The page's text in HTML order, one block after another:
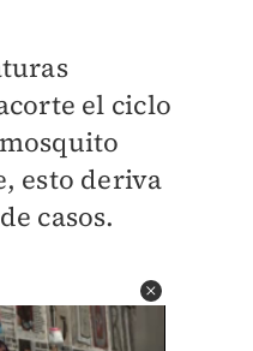
el ciclo
esto deriva
casos.